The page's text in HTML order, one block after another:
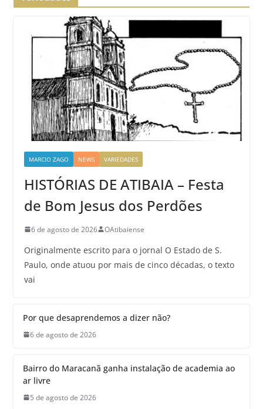
MARCIO ZAGO NEWS VARIEDADES
HISTÓRIAS DE ATIBAIA – Festa
de Bom Jesus dos Perdões
6 de agosto de 2026 OAtibaiense
Originalmente escrito para o jornal O Estado de S.
Paulo, onde atuou por mais de cinco décadas, o texto
vai
Por que desaprendemos a dizer não?
6 de agosto de 2026
Bairro do Maracanã ganha instalação de academia ao
ar livre
5 de agosto de 2026